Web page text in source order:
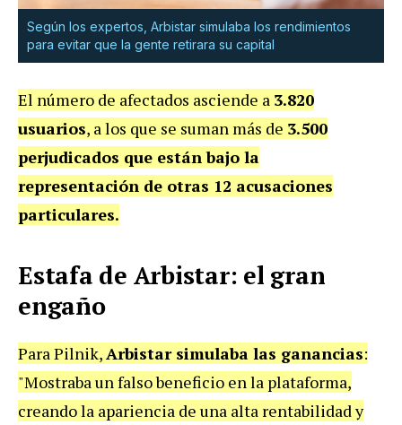
Según los expertos, Arbistar simulaba los rendimientos
para evitar que la gente retirara su capital
El número de afectados asciende a 3.820
usuarios, a los que se suman más de 3.500
perjudicados que están bajo la
representación de otras 12 acusaciones
particulares.
Estafa de Arbistar: el gran
engaño
Para Pilnik, Arbistar simulaba las ganancias:
"Mostraba un falso beneficio en la plataforma,
creando la apariencia de una alta rentabilidad y